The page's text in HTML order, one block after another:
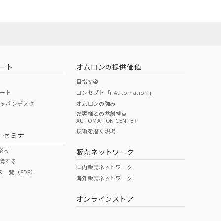
O O
ページへ
ください
ト
ト
パンデスク
セミナ
内
する
覧（PDF）
オムロンの提供価値
目指す姿
コンセプト「i-Automation!」
オムロンの強み
お客様との共創拠点
AUTOMATION CENTER
技術を磨く現場
販売ネットワーク
国内販売ネットワーク
海外販売ネットワーク
オンラインストア